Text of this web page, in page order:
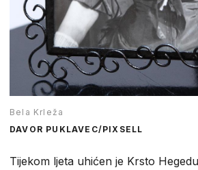
Bela Krleža
DAVOR PUKLAVEC/PIXSELL
Tijekom ljeta uhićen je Krsto